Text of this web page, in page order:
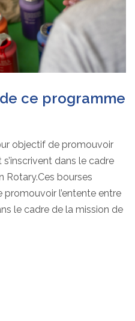
ce programme
objectif de promouvoir
dans le cadre
Rotary.Ces bourses
l’entente entre
le cadre de la mission de